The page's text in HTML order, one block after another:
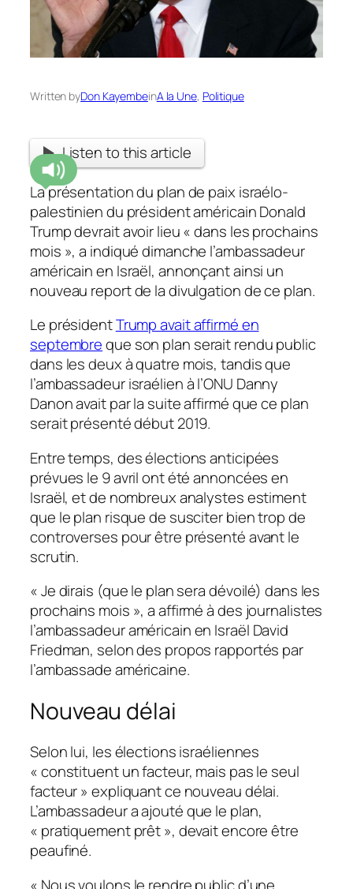
Written byDon KayembeinA la Une, Politique
Listen to this article
La présentation du plan de paix israélo-
palestinien du président américain Donald
Trump devrait avoir lieu « dans les prochains
mois », a indiqué dimanche l’ambassadeur
américain en Israël, annonçant ainsi un
nouveau report de la divulgation de ce plan.
Le présidentTrump avait affirmé en
septembreque son plan serait rendu public
dans les deux à quatre mois, tandis que
l’ambassadeur israélien à l’ONU Danny
Danon avait par la suite affirmé que ce plan
serait présenté début 2019.
Entre temps, des élections anticipées
prévues le 9 avril ont été annoncées en
Israël, et de nombreux analystes estiment
que le plan risque de susciter bien trop de
controverses pour être présenté avant le
scrutin.
« Je dirais (que le plan sera dévoilé) dans les
prochains mois », a affirmé à des journalistes
l’ambassadeur américain en Israël David
Friedman, selon des propos rapportés par
l’ambassade américaine.
Nouveau délai
Selon lui, les élections israéliennes
« constituent un facteur, mais pas le seul
facteur » expliquant ce nouveau délai.
L’ambassadeur a ajouté que le plan,
« pratiquement prêt », devait encore être
peaufiné.